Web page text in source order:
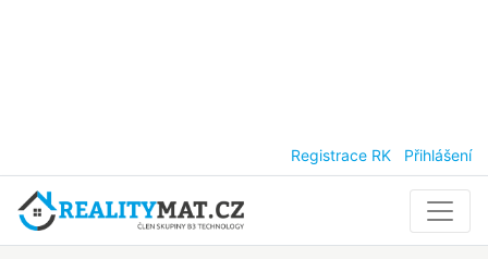
Registrace RK Přihlášení